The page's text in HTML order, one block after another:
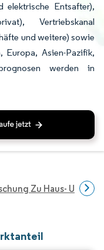
elektrische Entsafter),
Vertriebskanal
und weitere) sowie
Europa, Asien-Pazifik,
werden in
Zu Haus- Und